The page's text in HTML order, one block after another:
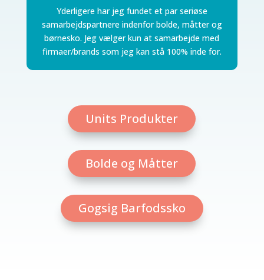
Yderligere har jeg fundet et par seriøse
samarbejdspartnere indenfor bolde, måtter og
børnesko. Jeg vælger kun at samarbejde med
firmaer/brands som jeg kan stå 100% inde for.
Units Produkter
Bolde og Måtter
Gogsig Barfodssko